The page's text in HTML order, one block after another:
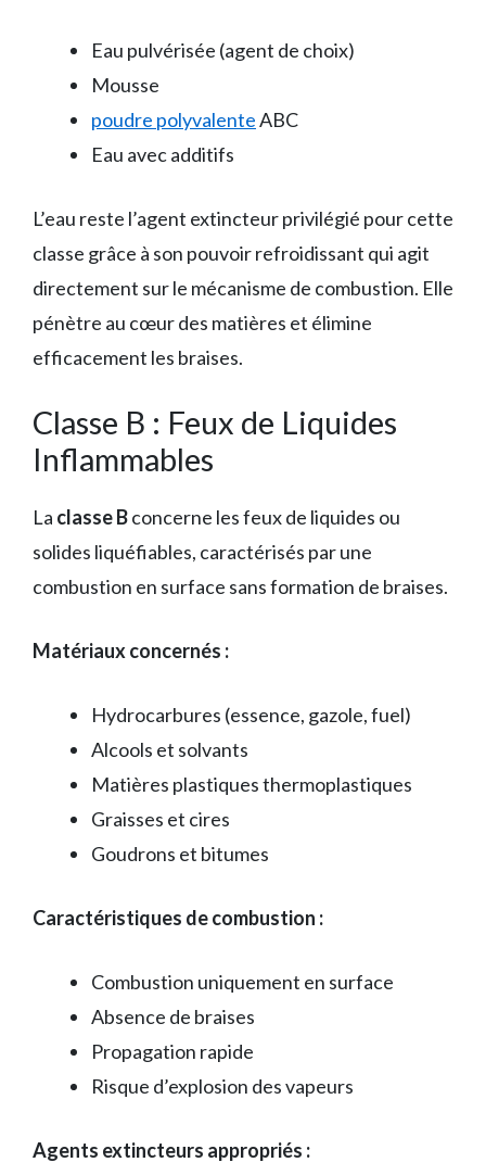
Eau pulvérisée (agent de choix)
Mousse
poudre polyvalenteABC
Eau avec additifs
L’eau reste l’agent extincteur privilégié pour cette
classe grâce à son pouvoir refroidissant qui agit
directement sur le mécanisme de combustion. Elle
pénètre au cœur des matières et élimine
efficacement les braises.
Classe B : Feux de Liquides
Inflammables
La classe Bconcerne les feux de liquides ou
solides liquéfiables, caractérisés par une
combustion en surface sans formation de braises.
Matériaux concernés :
Hydrocarbures (essence, gazole, fuel)
Alcools et solvants
Matières plastiques thermoplastiques
Graisses et cires
Goudrons et bitumes
Caractéristiques de combustion :
Combustion uniquement en surface
Absence de braises
Propagation rapide
Risque d’explosion des vapeurs
Agents extincteurs appropriés :